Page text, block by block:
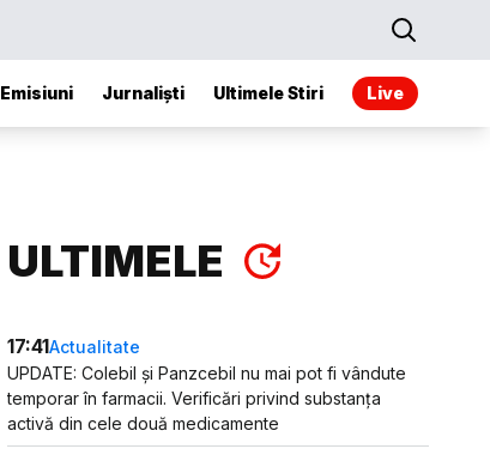
Emisiuni Jurnaliști Ultimele Stiri Live
ULTIMELE
17:41Actualitate
UPDATE: Colebil și Panzcebil nu mai pot fi vândute
temporar în farmacii. Verificări privind substanța
activă din cele două medicamente